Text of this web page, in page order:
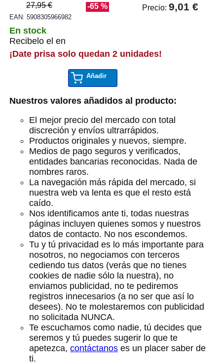
Precio:9,01 €
-65 %
27,95 €
EAN: 5908305966982
En stock
Recibelo el en
¡Date prisa solo quedan 2 unidades!
Añadir
Nuestros valores añadidos al producto:
El mejor precio del mercado con total
discreción y envíos ultrarrápidos.
Productos originales y nuevos, siempre.
Medios de pago seguros y verificados,
entidades bancarias reconocidas. Nada de
nombres raros.
La navegación más rápida del mercado, si
nuestra web va lenta es que el resto está
caído.
Nos identificamos ante ti, todas nuestras
páginas incluyen quienes somos y nuestros
datos de contacto. No nos escondemos.
Tu y tú privacidad es lo más importante para
nosotros, no negociamos con terceros
cediendo tus datos (verás que no tienes
cookies de nadie sólo la nuestra), no
enviamos publicidad, no te pediremos
registros innecesarios (a no ser que así lo
desees). No te molestaremos con publicidad
no solicitada NUNCA.
Te escuchamos como nadie, tú decides que
seremos y tú puedes sugerir lo que te
apetezca,contáctanos es un placer saber de
ti.